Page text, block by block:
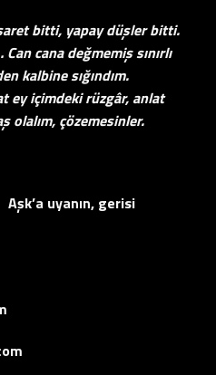
bitti, yapay düşler bitti.
cana değmemiş sınırlı
kalbine sığındım.
ey içimdeki rüzgâr, anlat
olalım, çözemesinler.
gerisi